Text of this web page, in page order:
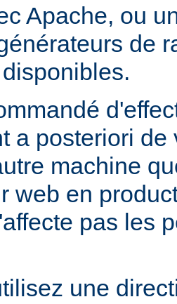
Apache, ou
de
a posteriori
machine
web en
pas les
une